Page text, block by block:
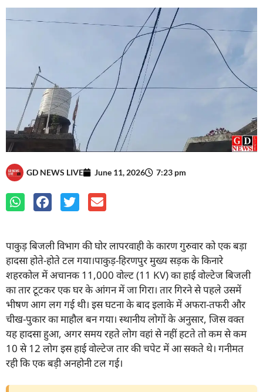
GD NEWS LIVE June 11, 2026 7:23 pm
पाकुड़ बिजली विभाग की घोर लापरवाही के कारण गुरुवार को एक बड़ा
हादसा होते-होते टल गया।पाकुड़-हिरणपुर मुख्य सड़क के किनारे
शहरकोल में अचानक 11,000 वोल्ट (11 KV) का हाई वोल्टेज बिजली
का तार टूटकर एक घर के आंगन में जा गिरा। तार गिरने से पहले उसमें
भीषण आग लग गई थी। इस घटना के बाद इलाके में अफरा-तफरी और
चीख-पुकार का माहौल बन गया। स्थानीय लोगों के अनुसार, जिस वक्त
यह हादसा हुआ, अगर समय रहते लोग वहां से नहीं हटते तो कम से कम
10 से 12 लोग इस हाई वोल्टेज तार की चपेट में आ सकते थे। गनीमत
रही कि एक बड़ी अनहोनी टल गई।